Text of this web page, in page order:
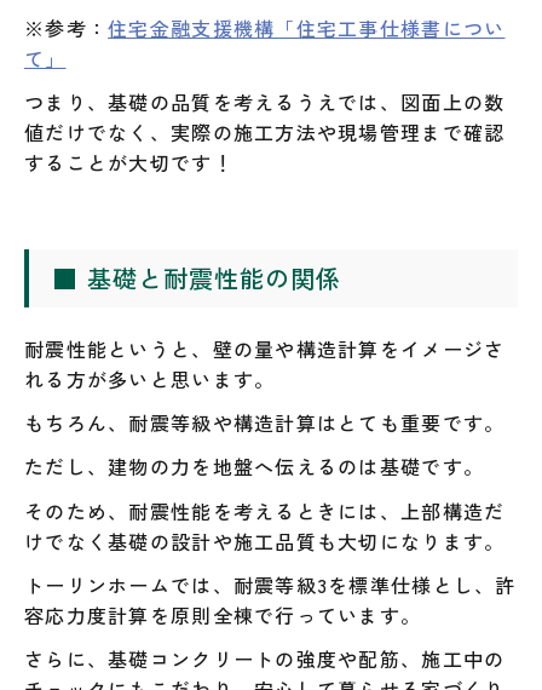
※参考：住宅金融支援機構「住宅工事仕様書につい
て」
つまり、基礎の品質を考えるうえでは、図面上の数
値だけでなく、実際の施工方法や現場管理まで確認
することが大切です！
■ 基礎と耐震性能の関係
耐震性能というと、壁の量や構造計算をイメージさ
れる方が多いと思います。
もちろん、耐震等級や構造計算はとても重要です。
ただし、建物の力を地盤へ伝えるのは基礎です。
そのため、耐震性能を考えるときには、上部構造だ
けでなく基礎の設計や施工品質も大切になります。
トーリンホームでは、耐震等級3を標準仕様とし、許
容応力度計算を原則全棟で行っています。
さらに、基礎コンクリートの強度や配筋、施工中の